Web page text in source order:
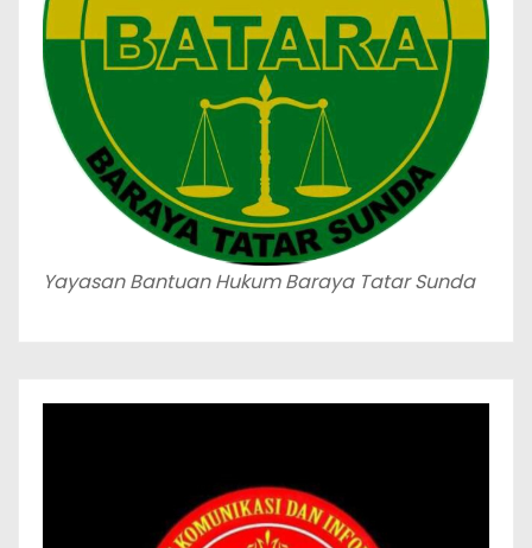
Yayasan Bantuan Hukum Baraya Tatar Sunda